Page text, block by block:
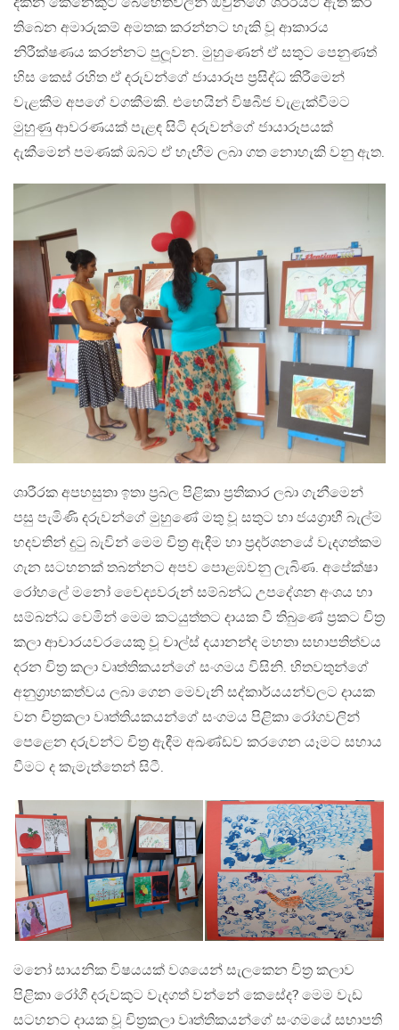
තිබෙන අමාරුකම් අමතක කරන්නට හැකි වූ ආකාරය
නිරීක්ෂණය කරන්නට පුලූවන. මුහුණෙන් ඒ සතුට පෙනුණත්
හිස කෙස් රහිත ඒ දරුවන්ගේ ජායාරූප ප‍්‍රසිද්ධ කිරීමෙන්
වැළකීම අපගේ වගකීමකි. එහෙයින් විෂබීජ වැළැක්වීමට
මුහුණු ආවරණයක් පැළඳ සිටි දරුවන්ගේ ජායාරූපයක්
දැකීමෙන් පමණක් ඔබට ඒ හැඟීම ලබා ගත නොහැකි වනු ඇත.
ශාරීරක අපහසුතා ඉතා ප‍්‍රබල පිළිකා ප‍්‍රතිකාර ලබා ගැනීමෙන්
පසු පැමිණි දරුවන්ගේ මුහුණේ මතු වූ සතුට හා ජයග‍්‍රාහී බැල්ම
හදවතින් දුටු බැවින් මෙම චිත‍්‍ර ඇඳීම හා ප‍්‍රදර්ශනයේ වැදගත්කම
ගැන සටහනක් තබන්නට අපව පොළඹවනු ලැබිණ. අපේක්ෂා
රෝහලේ මනෝ වෛද්‍යවරුන් සම්බන්ධ උපදේශන අංශය හා
සම්බන්ධ වෙමින් මෙම කටයුත්තට දායක වී තිබුණේ ප‍්‍රකට චිත‍්‍ර
කලා ආචාරයවරයෙකු වූ චාල්ස් දයානන්ද මහතා සභාපතිත්වය
දරන චිත‍්‍ර කලා වෘත්තිකයන්ගේ සංගමය විසිනි. හිතවතුන්ගේ
අනුග‍්‍රාහකත්වය ලබා ගෙන මෙවැනි සද්කාර්යයන්වලට දායක
වන චිත‍්‍රකලා වෘත්තියකයන්ගේ සංගමය පිළිකා රෝගවලින්
පෙළෙන දරුවන්ට චිත‍්‍ර ඇඳීම අඛණ්ඩව කරගෙන යෑමට සහාය
වීමට ද කැමැත්තෙන් සිටී.
මනෝ සායනික විෂයයක් වශයෙන් සැලකෙන චිත‍්‍ර කලාව
පිළිකා රෝගී දරුවකුට වැදගත් වන්නේ කෙසේද? මෙම වැඩ
සටහනට දායක වූ චිත‍්‍රකලා වෘත්තිකයන්ගේ සංගමයේ සභාපති